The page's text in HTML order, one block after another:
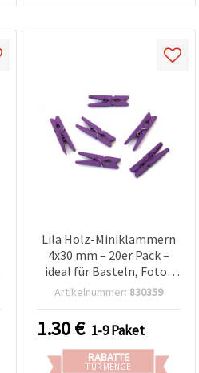
Lila Holz-Miniklammern
4x30 mm – 20er Pack –
ideal für Basteln, Fotos
aufhängen &
Artikelnummer: 830359
1.30€ 1-9 Paket
RABATTE
FÜR MENGE